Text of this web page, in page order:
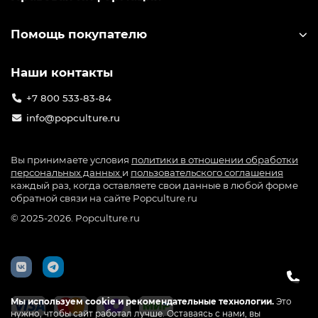
Мы используем cookie и рекомендательные технологии. Это
нужно, чтобы сайт работал лучше. Оставаясь с нами, вы
Помощь покупателю
Наши контакты
+7 800 533-83-84
info@popculture.ru
Вы принимаете условия политики в отношении обработки
персональных данных и пользовательского соглашения
каждый раз, когда оставляете свои данные в любой форме
обратной связи на сайте Popculture.ru
© 2025-2026. Popculture.ru